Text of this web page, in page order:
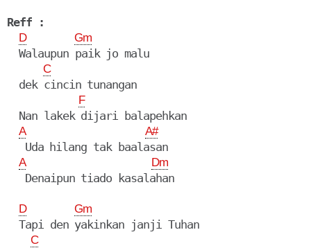
Reff :
D Gm
  Walaupun paik jo malu
C
  dek cincin tunangan
F
  Nan lakek dijari balapehkan
A A#
   Uda hilang tak baalasan
A Dm
   Denaipun tiado kasalahan
D Gm
  Tapi den yakinkan janji Tuhan
C